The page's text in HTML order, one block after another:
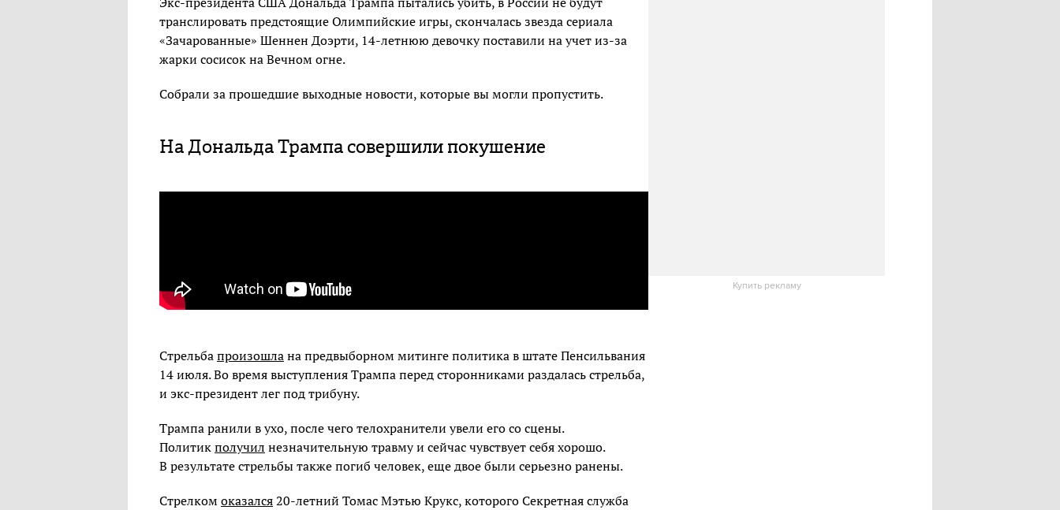
транслировать предстоящие Олимпийские игры, скончалась звезда сериала
«Зачарованные» Шеннен Доэрти, 14-летнюю девочку поставили на учет из-за
жарки сосисок на Вечном огне.
Собрали за прошедшие выходные новости, которые вы могли пропустить.
На Дональда Трампа совершили покушение
Стрельбапроизошлана предвыборном митинге политика в штате Пенсильвания
14 июля. Во время выступления Трампа перед сторонниками раздалась стрельба,
и экс-президент лег под трибуну.
Трампа ранили в ухо, после чего телохранители увели его со сцены.
Политикполучил незначительную травму и сейчас чувствует себя хорошо.
В результате стрельбы также погиб человек, еще двое были серьезно ранены.
Стрелкомоказался20-летний Томас Мэтью Крукс, которого Секретная служба
Купить рекламу